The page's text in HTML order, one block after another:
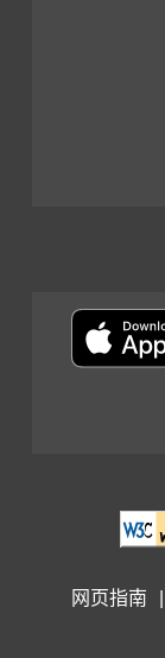
网页指南